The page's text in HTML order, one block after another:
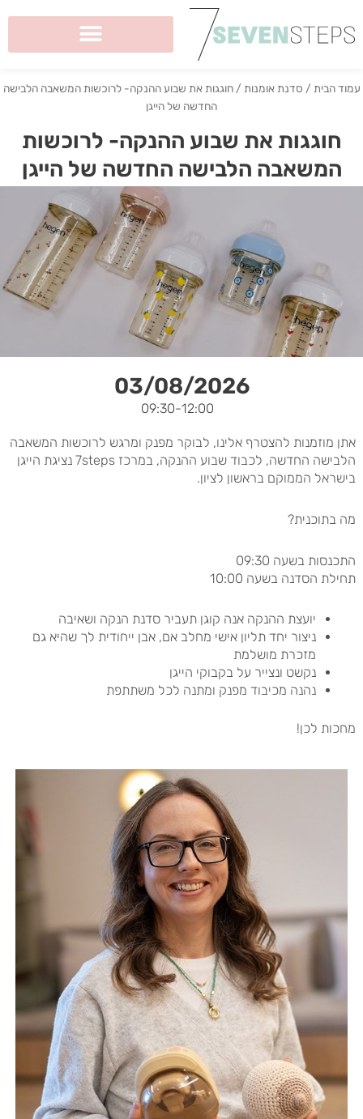
לתוכן
עמוד הבית / סדנת אומנות / חוגגות את שבוע ההנקה- לרוכשות המשאבה הלבישה
החדשה של הייגן
חוגגות את שבוע ההנקה- לרוכשות
המשאבה הלבישה החדשה של הייגן
03/08/2026
12:00
-09:30
אתן מוזמנות להצטרף אלינו, לבוקר מפנק ומרגש לרוכשות המשאבה
הלבישה החדשה, לכבוד שבוע ההנקה, במרכז 7steps נציגת הייגן
בישראל הממוקם בראשון לציון.
מה בתוכנית?
התכנסות בשעה 09:30
תחילת הסדנה בשעה 10:00
יועצת ההנקה אנה קוגן תעביר סדנת הנקה ושאיבה
ניצור יחד תליון אישי מחלב אם, אבן ייחודית לך שהיא גם
מזכרת מושלמת
נקשט ונצייר על בקבוקי הייגן
נהנה מכיבוד מפנק ומתנה לכל משתתפת
מחכות לכן!